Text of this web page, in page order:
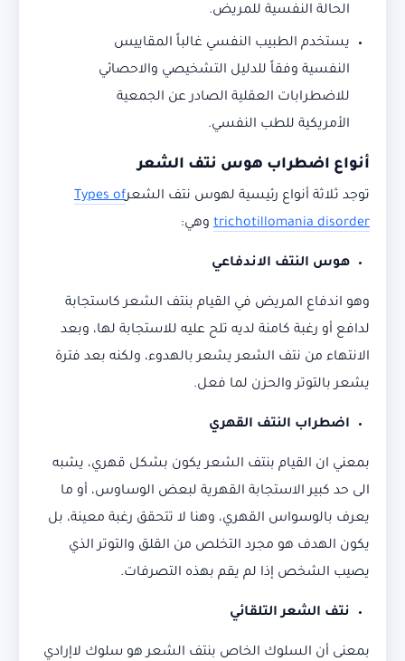
الحالة النفسية للمريض.
يستخدم الطبيب النفسي غالباً المقاييس
النفسية وفقاً للدليل التشخيصي والاحصائي
للاضطرابات العقلية الصادر عن الجمعية
الأمريكية للطب النفسي.
أنواع اضطراب هوس نتف الشعر
توجد ثلاثة أنواع رئيسية لهوس نتف الشعرTypes of
trichotillomania disorder وهي:
هوس النتف الاندفاعي
وهو اندفاع المريض في القيام بنتف الشعر كاستجابة
لدافع أو رغبة كامنة لديه تلح عليه للاستجابة لها، وبعد
الانتهاء من نتف الشعر يشعر بالهدوء، ولكنه بعد فترة
يشعر بالتوتر والحزن لما فعل.
اضطراب النتف القهري
بمعني ان القيام بنتف الشعر يكون بشكل قهري، يشبه
الى حد كبير الاستجابة القهرية لبعض الوساوس، أو ما
يعرف بالوسواس القهري، وهنا لا تتحقق رغبة معينة، بل
يكون الهدف هو مجرد التخلص من القلق والتوتر الذي
يصيب الشخص إذا لم يقم بهذه التصرفات.
نتف الشعر التلقائي
بمعنى أن السلوك الخاص بنتف الشعر هو سلوك لاإرادي